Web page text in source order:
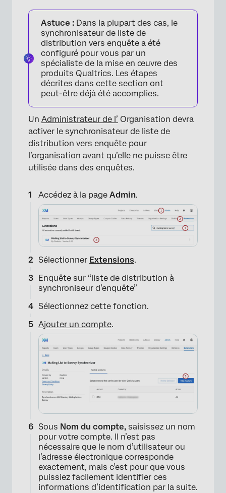
Astuce : Dans la plupart des cas, le
synchronisateur de liste de
distribution vers enquête a été
configuré pour vous par un
spécialiste de la mise en œuvre des
produits Qualtrics. Les étapes
décrites dans cette section ont
peut-être déjà été accomplies.
Un Administrateur de l’ Organisation devra
activer le synchronisateur de liste de
distribution vers enquête pour
l’organisation avant qu’elle ne puisse être
utilisée dans des enquêtes.
Accédez à la page Admin.
Sélectionner Extensions.
Enquête sur “liste de distribution à
synchroniseur d’enquête”
Sélectionnez cette fonction.
Ajouter un compte.
Sous Nom du compte, saisissez un nom
pour votre compte. Il n’est pas
nécessaire que le nom d’utilisateur ou
l’adresse électronique corresponde
exactement, mais c’est pour que vous
puissiez facilement identifier ces
informations d’identification par la suite.